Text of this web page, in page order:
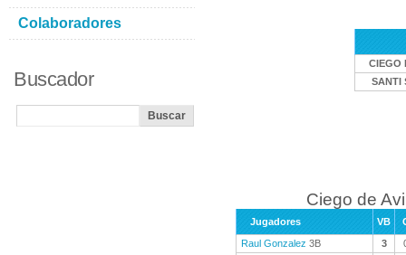
CIEGO
SANTI
Ciego de
Jugadores VB
Raul Gonzalez 3B 3
Colaboradores
Buscador